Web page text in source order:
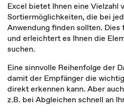
Excel bietet Ihnen eine Vielzahl
Sortiermöglichkeiten, die bei
Anwendung finden sollten.
und erleichtert es Ihnen die
suchen.
Eine sinnvolle Reihenfolge der
damit der Empfänger die
direkt erkennen kann. Aber
z.B. bei Abgleichen schnell an